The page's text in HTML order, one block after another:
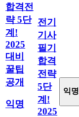
합격전
략 5단
계!
2025
대비
꿀팁
공개
익명
전기
기사
필기
합격
전략
5단
계!
2025
익명